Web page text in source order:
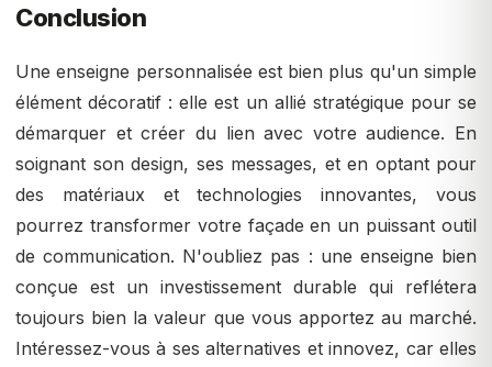
Conclusion
Une enseigne personnalisée est bien plus qu'un simple
élément décoratif : elle est un allié stratégique pour se
démarquer et créer du lien avec votre audience. En
soignant son design, ses messages, et en optant pour
des matériaux et technologies innovantes, vous
pourrez transformer votre façade en un puissant outil
de communication. N'oubliez pas : une enseigne bien
conçue est un investissement durable qui reflétera
toujours bien la valeur que vous apportez au marché.
Intéressez-vous à ses alternatives et innovez, car elles